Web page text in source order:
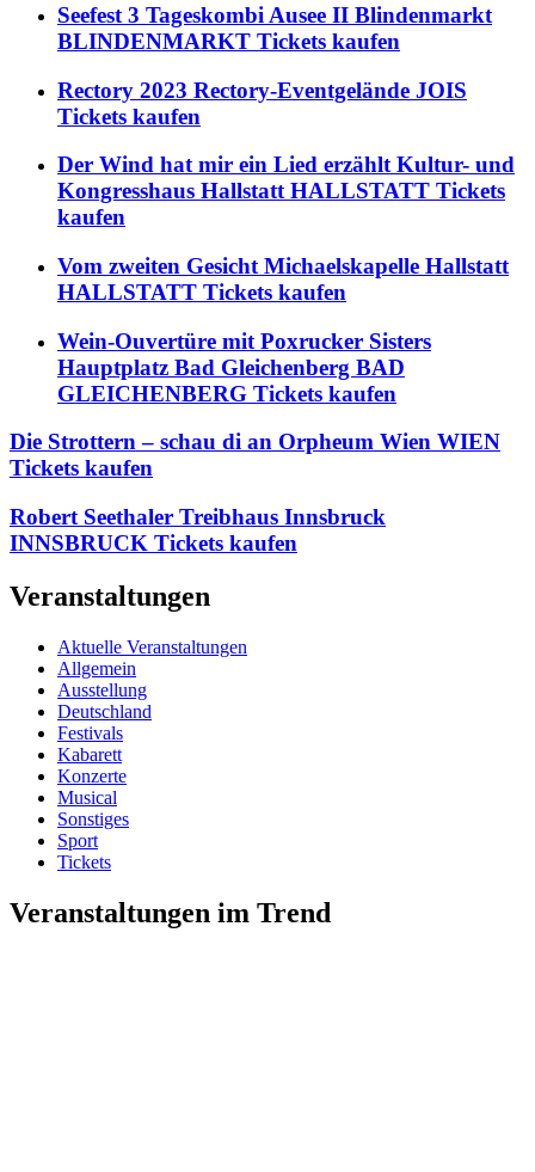
Seefest 3 Tageskombi Ausee II Blindenmarkt
BLINDENMARKT Tickets kaufen
Rectory 2023 Rectory-Eventgelände JOIS
Tickets kaufen
Der Wind hat mir ein Lied erzählt Kultur- und
Kongresshaus Hallstatt HALLSTATT Tickets
kaufen
Vom zweiten Gesicht Michaelskapelle Hallstatt
HALLSTATT Tickets kaufen
Wein-Ouvertüre mit Poxrucker Sisters
Hauptplatz Bad Gleichenberg BAD
GLEICHENBERG Tickets kaufen
Die Strottern – schau di an Orpheum Wien WIEN
Tickets kaufen
Robert Seethaler Treibhaus Innsbruck
INNSBRUCK Tickets kaufen
Veranstaltungen
Aktuelle Veranstaltungen
Allgemein
Ausstellung
Deutschland
Festivals
Kabarett
Konzerte
Musical
Sonstiges
Sport
Tickets
Veranstaltungen im Trend